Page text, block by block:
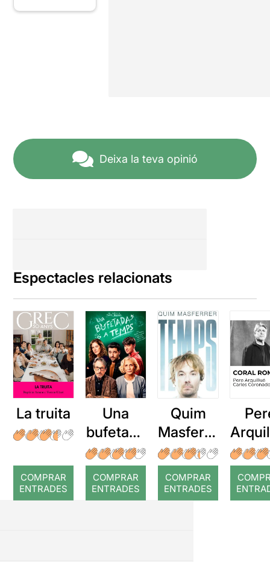
Deixa la teva opinió
Espectacles relacionats
La truita
COMPRAR
ENTRADES
Una
bufetada
a temps
COMPRAR
ENTRADES
Quim
Masferre
r: Temps
COMPRAR
ENTRADES
: